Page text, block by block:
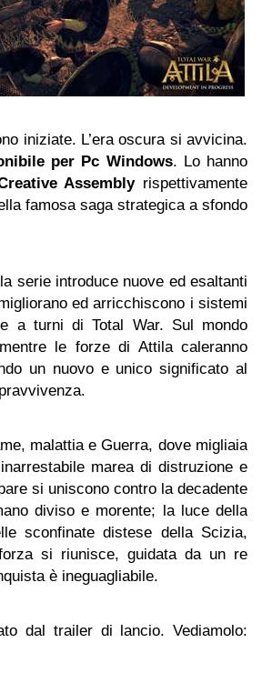
iniziate. L’era oscura si avvicina.
per Pc Windows. Lo hanno
Assemblyrispettivamente
famosa saga strategica a sfondo
serie introduce nuove ed esaltanti
ed arricchiscono i sistemi
a turni di Total War. Sul mondo
le forze di Attila caleranno
un nuovo e unico significato al
malattia e Guerra, dove migliaia
marea di distruzione e
si uniscono contro la decadente
diviso e morente; la luce della
sconfinate distese della Scizia,
si riunisce, guidata da un re
è ineguagliabile.
dal trailer di lancio. Vediamolo: